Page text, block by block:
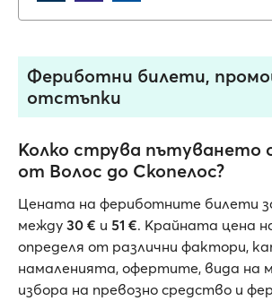
Фериботни билети,
отстъпки
Колко струва пътуването
от Волос до Скопелос?
Цената на фериботните билети
между 30 € и 51 €. Крайната цена
определя от различни фактори,
намаленията, офертите, вида на
избора на превозно средство и